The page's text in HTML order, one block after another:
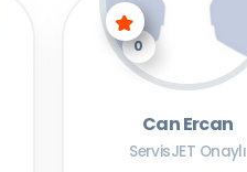
0
Can Ercan
ServisJET Onaylı